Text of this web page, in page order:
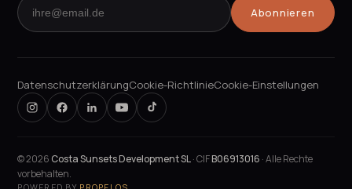
Abonnieren
DatenschutzerklärungCookie-RichtlinieCookie-Einstellungen
©2026 Costa Sunsets Development SL· CIFB06913016 · Alle Rechte
vorbehalten.